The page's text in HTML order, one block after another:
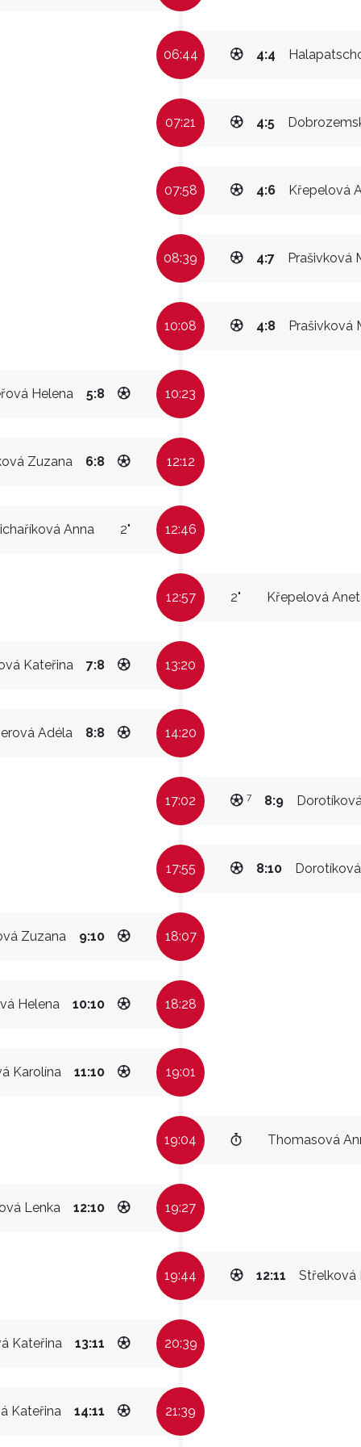
06:44 4:4
07:21 4:5
07:58 Křepelová
4:6
08:39 Prašivková
4:7
10:08 Prašivková
4:8
Helena 5:8 10:23
Zuzana 6:8 12:12
Anna 2" 12:46
12:57 Křepelová
2"
Kateřina 7:8 13:20
Adéla 8:8 14:20
17:02 8:9
7
17:55 8:10
Zuzana 9:10 18:07
Helena 10:10 18:28
Karolína 11:10 19:01
19:04 Thomasová
Lenka 12:10 19:27
19:44 Střelková
12:11
Kateřina 13:11 20:39
Kateřina 14:11 21:39